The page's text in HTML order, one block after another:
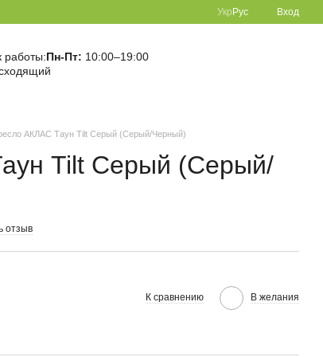
Укр Рус Вход
работы:Пн-Пт: 10:00–19:00
АКЛАС Таун Tilt Серый (Серый/Черный)
Tilt Серый (Серый/
отзыв
К сравнению В желания